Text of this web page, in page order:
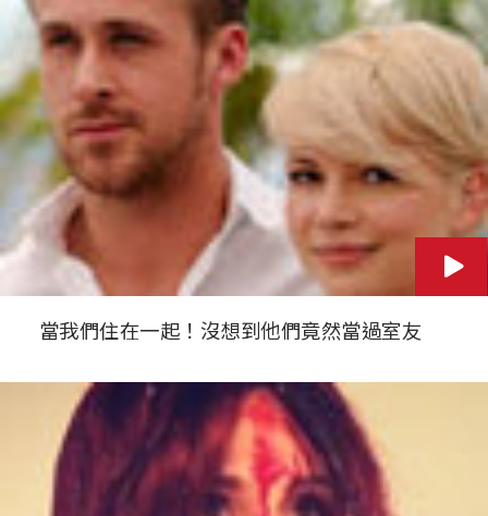
當我們住在一起！沒想到他們竟然當過室友